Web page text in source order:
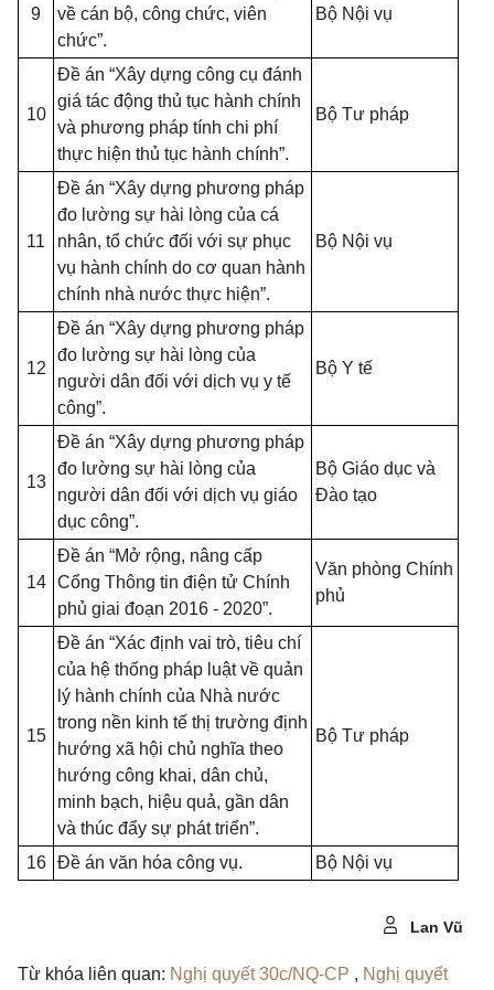
9
về cán bộ, công chức, viên
chức”.
Bộ Nội vụ
10
Đề án “Xây dựng công cụ đánh
giá tác động thủ tục hành chính
và phương pháp tính chi phí
thực hiện thủ tục hành chính”.
Bộ Tư pháp
11
Đề án “Xây dựng phương pháp
đo lường sự hài lòng của cá
nhân, tổ chức đối với sự phục
vụ hành chính do cơ quan hành
chính nhà nước thực hiện”.
Bộ Nội vụ
12
Đề án “Xây dựng phương pháp
đo lường sự hài lòng của
người dân đối với dịch vụ y tế
công”.
Bộ Y tế
13
Đề án “Xây dựng phương pháp
đo lường sự hài lòng của
người dân đối với dịch vụ giáo
dục công”.
Bộ Giáo dục và
Đào tạo
14
Đề án “Mở rộng, nâng cấp
Cổng Thông tin điện tử Chính
phủ giai đoạn 2016 - 2020”.
Văn phòng Chính
phủ
15
Đề án “Xác định vai trò, tiêu chí
của hệ thống pháp luật về quản
lý hành chính của Nhà nước
trong nền kinh tế thị trường định
hướng xã hội chủ nghĩa theo
hướng công khai, dân chủ,
minh bạch, hiệu quả, gần dân
và thúc đẩy sự phát triển”.
Bộ Tư pháp
16 Đề án văn hóa công vụ. Bộ Nội vụ
Lan Vũ
Từ khóa liên quan: Nghị quyết 30c/NQ-CP , Nghị quyết